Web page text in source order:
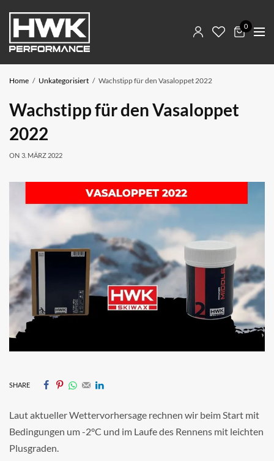
0
Home Unkategorisiert Wachstipp für den Vasaloppet 2022
Wachstipp für den Vasaloppet
2022
ON 3. MÄRZ 2022
SHARE
Laut aktueller Wettervorhersage rechnen wir beim Start mit
Bedingungen um -2°C und im Laufe des Rennens mit leichten
Plusgraden.